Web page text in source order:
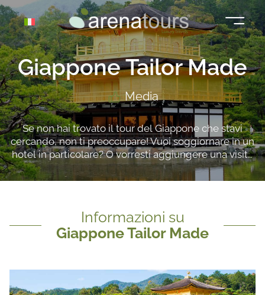
Vai
al
contenuto
Giappone Tailor Made
Media
Se non hai trovato il tour del Giappone che stavi
cercando, non ti preoccupare! Vuoi soggiornare in un
hotel in particolare? O vorresti aggiungere una visita
o un'attività extra? Ti piacerebbe avere più tempo a
disposizione per conoscere con calma un luogo
Informazioni su
Giappone Tailor Made